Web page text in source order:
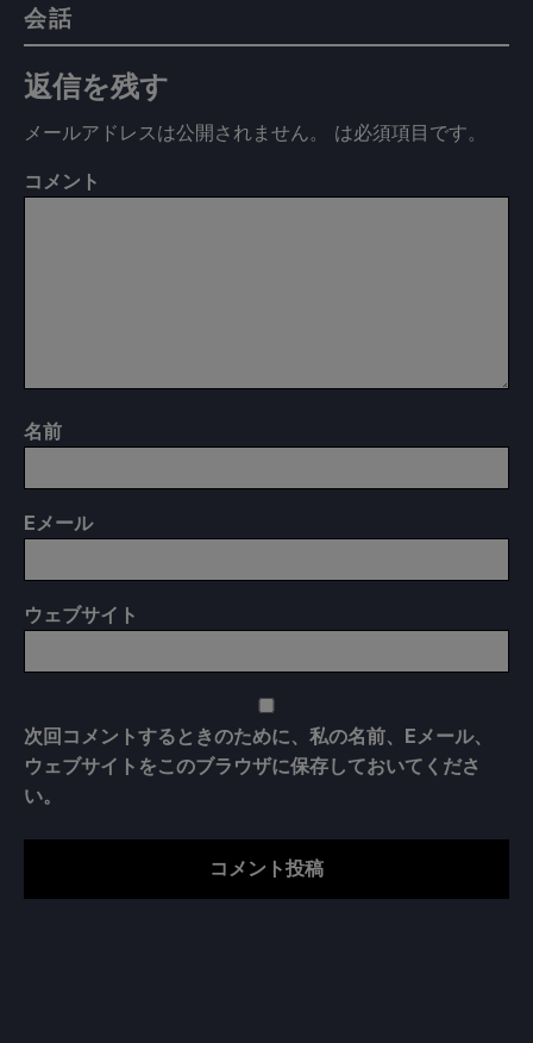
会話
返信を残す
メールアドレスは公開されません。 は必須項目です。
コメント
名前
E メール
ウェブサイト
次回コメントするときのために、私の名前、Eメール、
ウェブサイトをこのブラウザに保存しておいてくださ
い。